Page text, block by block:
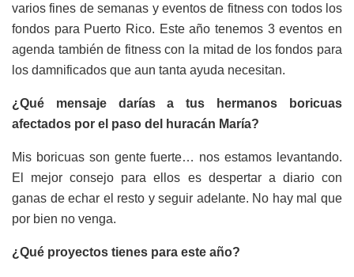
varios fines de semanas y eventos de fitness con todos los
fondos para Puerto Rico. Este año tenemos 3 eventos en
agenda también de fitness con la mitad de los fondos para
los damnificados que aun tanta ayuda necesitan.
¿Qué mensaje darías a tus hermanos boricuas
afectados por el paso del huracán María?
Mis boricuas son gente fuerte… nos estamos levantando.
El mejor consejo para ellos es despertar a diario con
ganas de echar el resto y seguir adelante. No hay mal que
por bien no venga.
¿Qué proyectos tienes para este año?